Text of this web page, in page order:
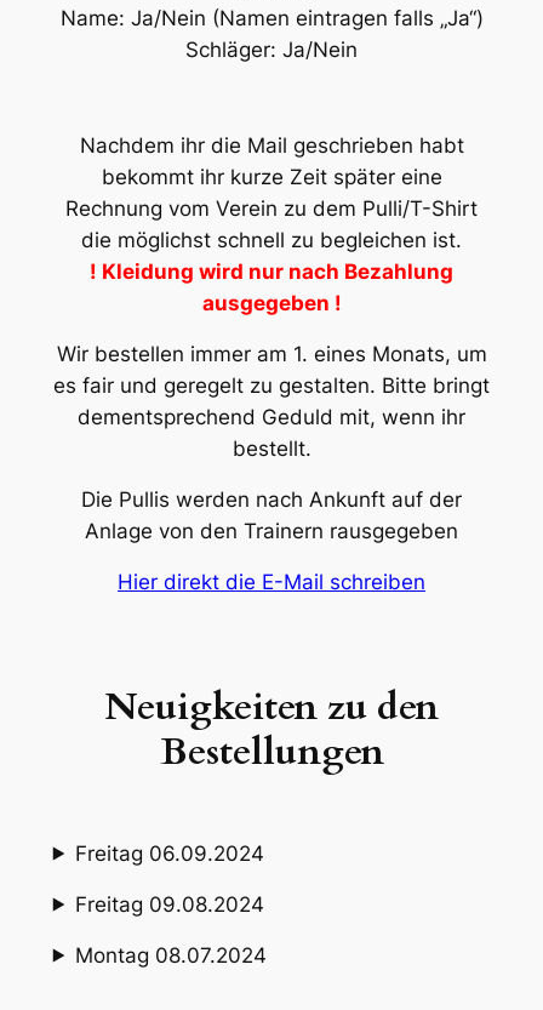
Name: Ja/Nein (Namen eintragen falls „Ja“)
Schläger: Ja/Nein
Nachdem ihr die Mail geschrieben habt
bekommt ihr kurze Zeit später eine
Rechnung vom Verein zu dem Pulli/T-Shirt
die möglichst schnell zu begleichen ist.
! Kleidung wird nur nach Bezahlung
ausgegeben !
Wir bestellen immer am 1. eines Monats, um
es fair und geregelt zu gestalten. Bitte bringt
dementsprechend Geduld mit, wenn ihr
bestellt.
Die Pullis werden nach Ankunft auf der
Anlage von den Trainern rausgegeben
Hier direkt die E-Mail schreiben
Neuigkeiten zu den
Bestellungen
Freitag 06.09.2024
Freitag 09.08.2024
Montag 08.07.2024